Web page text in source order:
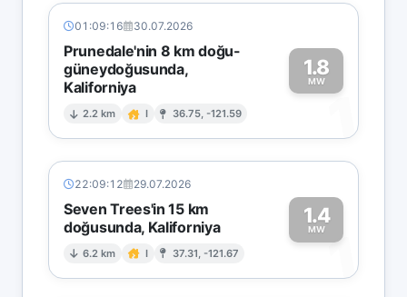
01:09:16 30.07.2026
Prunedale'nin 8 km doğu-
güneydoğusunda,
Kaliforniya
2.2 km I 36.75, -121.59
1.8
MW
1
22:09:12 29.07.2026
Seven Trees'in 15 km
doğusunda, Kaliforniya
6.2 km I 37.31, -121.67
1.4
MW1